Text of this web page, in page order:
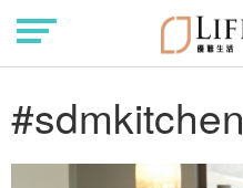
#sdmkitchen